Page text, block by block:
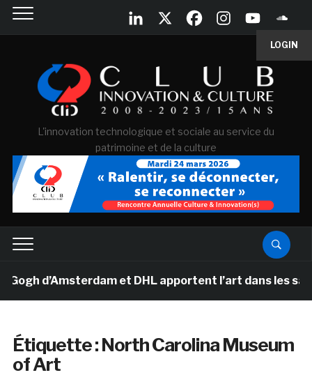
LOGIN
L'innovation technologique et sociale au service du
patrimoine et de la culture
d’Amsterdam et DHL apportent l’art dans les salles
Étiquette :North Carolina Museum
of Art